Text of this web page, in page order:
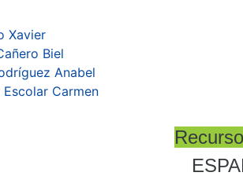
Xavier
Biel
Anabel
Escolar Carmen